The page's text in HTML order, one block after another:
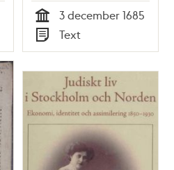
Tid
3 december 1685
Typ
Text